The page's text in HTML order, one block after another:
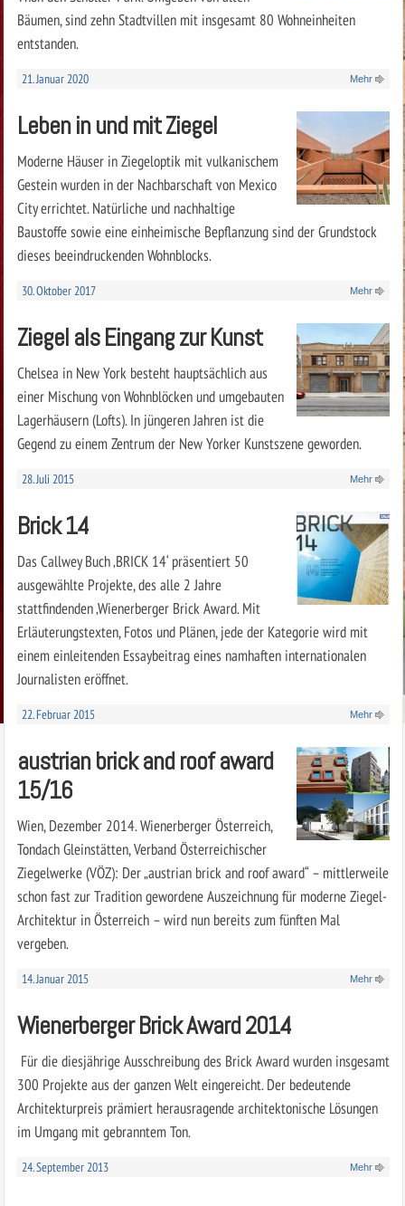
Bäumen, sind zehn Stadtvillen mit insgesamt 80 Wohneinheiten
entstanden.
21. Januar 2020 Mehr
Leben in und mit Ziegel
Moderne Häuser in Ziegeloptik mit vulkanischem
Gestein wurden in der Nachbarschaft von Mexico
City errichtet. Natürliche und nachhaltige
Baustoffe sowie eine einheimische Bepflanzung sind der Grundstock
dieses beeindruckenden Wohnblocks.
30. Oktober 2017 Mehr
Ziegel als Eingang zur Kunst
Chelsea in New York besteht hauptsächlich aus
einer Mischung von Wohnblöcken und umgebauten
Lagerhäusern (Lofts). In jüngeren Jahren ist die
Gegend zu einem Zentrum der New Yorker Kunstszene geworden.
28. Juli 2015 Mehr
Brick 14
Das Callwey Buch ‚BRICK 14‘ präsentiert 50
ausgewählte Projekte, des alle 2 Jahre
stattfindenden ‚Wienerberger Brick Award. Mit
Erläuterungstexten, Fotos und Plänen, jede der Kategorie wird mit
einem einleitenden Essaybeitrag eines namhaften internationalen
Journalisten eröffnet.
22. Februar 2015 Mehr
austrian brick and roof award
15/16
Wien, Dezember 2014. Wienerberger Österreich,
Tondach Gleinstätten, Verband Österreichischer
Ziegelwerke (VÖZ): Der „austrian brick and roof award“ – mittlerweile
schon fast zur Tradition gewordene Auszeichnung für moderne Ziegel-
Architektur in Österreich – wird nun bereits zum fünften Mal
vergeben.
14. Januar 2015 Mehr
Wienerberger Brick Award 2014
Für die diesjährige Ausschreibung des Brick Award wurden insgesamt
300 Projekte aus der ganzen Welt eingereicht. Der bedeutende
Architekturpreis prämiert herausragende architektonische Lösungen
im Umgang mit gebranntem Ton.
24. September 2013 Mehr